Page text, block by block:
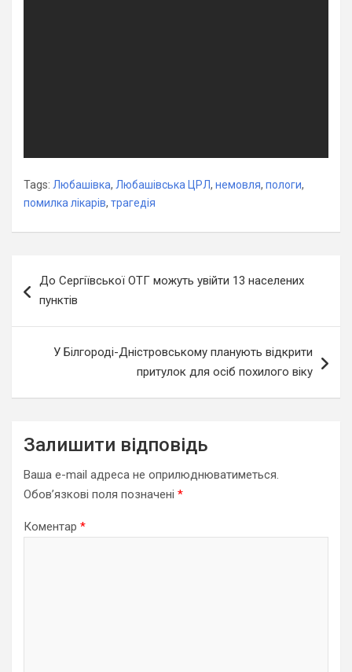
Tags: Любашівка, Любашівська ЦРЛ, немовля, пологи,
помилка лікарів, трагедія
записів
До Сергіївської ОТГ можуть увійти 13 населених
пунктів
У Білгороді-Дністровському планують відкрити
притулок для осіб похилого віку
Залишити відповідь
Ваша e-mail адреса не оприлюднюватиметься.
Обов’язкові поля позначені *
Коментар *